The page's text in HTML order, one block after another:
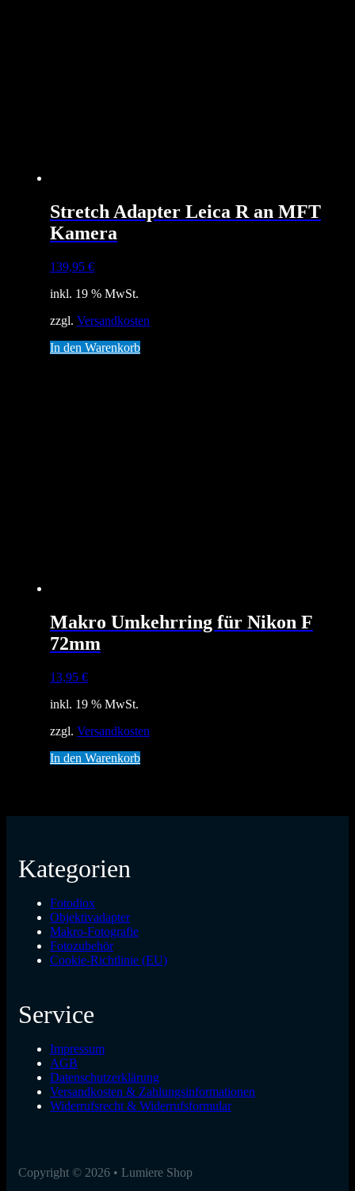
Stretch Adapter Leica R an MFT
Kamera
139,95 €
inkl. 19 % MwSt.
zzgl. Versandkosten
In den Warenkorb
Makro Umkehrring für Nikon F
72mm
13,95 €
inkl. 19 % MwSt.
zzgl. Versandkosten
In den Warenkorb
Kategorien
Fotodiox
Objektivadapter
Makro-Fotografie
Fotozubehör
Cookie-Richtlinie (EU)
Service
Impressum
AGB
Datenschutzerklärung
Versandkosten & Zahlungsinformationen
Widerrufsrecht & Widerrufsformular
Copyright © 2026 • Lumiere Shop